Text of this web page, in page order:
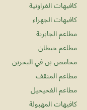
كافيهات الفراونية
كافيهات الجهراء
مطاعم الجابرية
مطاعم خيطان
محامص بن في البحرين
مطاعم المنقف
مطاعم الفحيحيل
كافيهات المهبولة